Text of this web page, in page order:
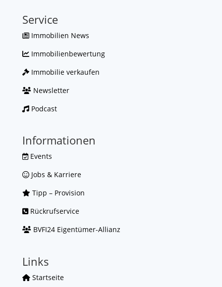
Service
Immobilien News
Immobilienbewertung
Immobilie verkaufen
Newsletter
Podcast
Informationen
Events
Jobs & Karriere
Tipp – Provision
Rückrufservice
BVFI24 Eigentümer-Allianz
Links
Startseite